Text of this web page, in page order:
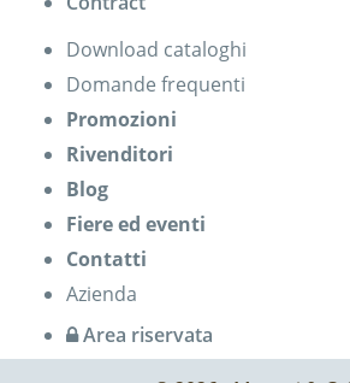
Download cataloghi
Domande frequenti
Promozioni
Rivenditori
Blog
Fiere ed eventi
Contatti
Azienda
Area riservata